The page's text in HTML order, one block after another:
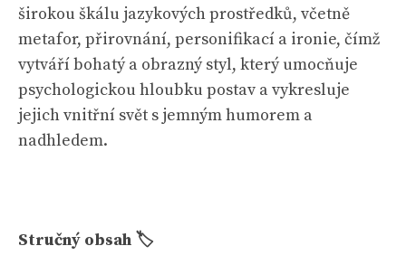
širokou škálu jazykových prostředků, včetně
metafor, přirovnání, personifikací a ironie, čímž
vytváří bohatý a obrazný styl, který umocňuje
psychologickou hloubku postav a vykresluje
jejich vnitřní svět s jemným humorem a
nadhledem.
Stručný obsah 🏷